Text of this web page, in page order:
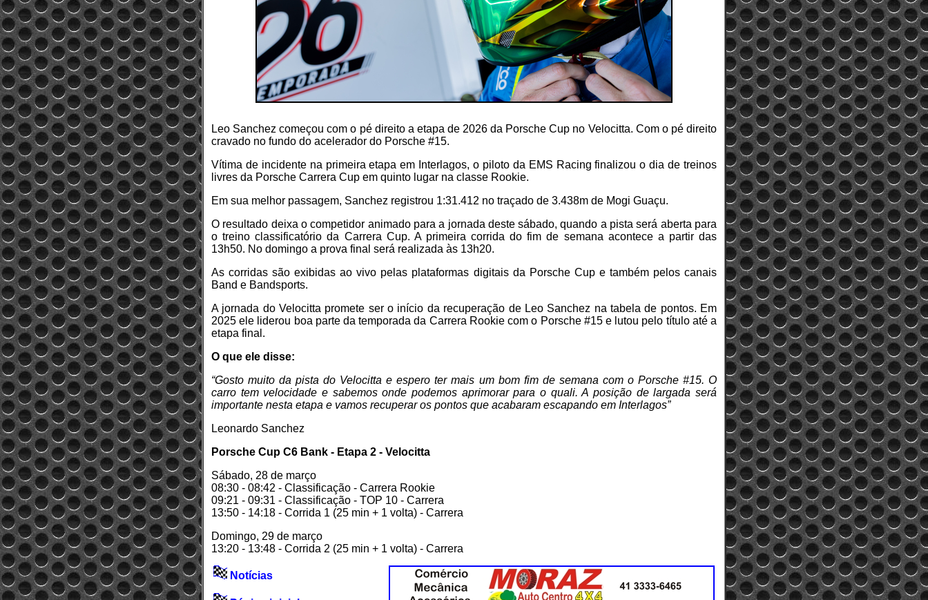
Leo Sanchez começou com o pé direito a etapa de 2026 da Porsche Cup no Velocitta. Com o pé direito
cravado no fundo do acelerador do Porsche #15.
Vítima de incidente na primeira etapa em Interlagos, o piloto da EMS Racing finalizou o dia de treinos
livres da Porsche Carrera Cup em quinto lugar na classe Rookie.
Em sua melhor passagem, Sanchez registrou 1:31.412 no traçado de 3.438m de Mogi Guaçu.
O resultado deixa o competidor animado para a jornada deste sábado, quando a pista será aberta para
o treino classificatório da Carrera Cup. A primeira corrida do fim de semana acontece a partir das
13h50. No domingo a prova final será realizada às 13h20.
As corridas são exibidas ao vivo pelas plataformas digitais da Porsche Cup e também pelos canais
Band e Bandsports.
A jornada do Velocitta promete ser o início da recuperação de Leo Sanchez na tabela de pontos. Em
2025 ele liderou boa parte da temporada da Carrera Rookie com o Porsche #15 e lutou pelo título até a
etapa final.
O que ele disse:
“Gosto muito da pista do Velocitta e espero ter mais um bom fim de semana com o Porsche #15. O
carro tem velocidade e sabemos onde podemos aprimorar para o quali. A posição de largada será
importante nesta etapa e vamos recuperar os pontos que acabaram escapando em Interlagos”
Leonardo Sanchez
Porsche Cup C6 Bank - Etapa 2 - Velocitta
Sábado, 28 de março
08:30 - 08:42 - Classificação - Carrera Rookie
09:21 - 09:31 - Classificação - TOP 10 - Carrera
13:50 - 14:18 - Corrida 1 (25 min + 1 volta) - Carrera
Domingo, 29 de março
13:20 - 13:48 - Corrida 2 (25 min + 1 volta) - Carrera
Notícias